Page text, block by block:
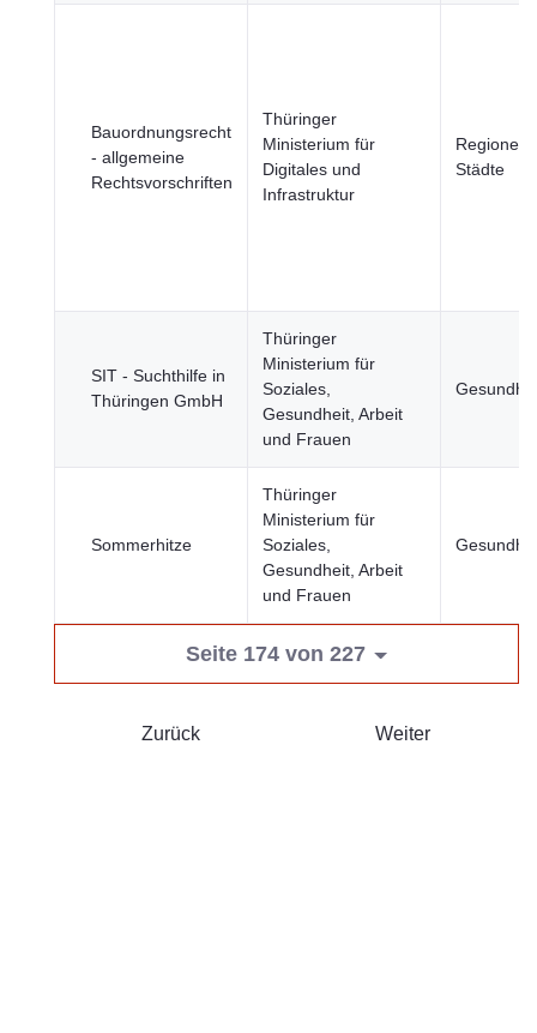
Bauordnungsrecht
- allgemeine
Rechtsvorschriften
Thüringer
Ministerium für
Digitales und
Infrastruktur
Regionen
Städte
SIT - Suchthilfe in
Thüringen GmbH
Thüringer
Ministerium für
Soziales,
Gesundheit, Arbeit
und Frauen
Sommerhitze
Thüringer
Ministerium für
Soziales,
Gesundheit, Arbeit
und Frauen
Seite 174 von 227
Zurück Weiter